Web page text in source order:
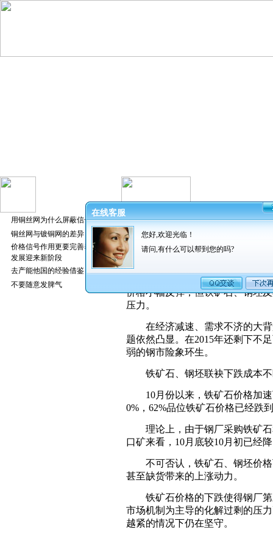
用铜丝网为什么屏蔽信号好
铜丝网与镀铜网的差异
价格信号作用更要完善养猪业
发展迎来新阶段
去产能他国的经验借鉴
不要随意发脾气
进入11月份，国内钢材市场仍
价格小幅反弹，但铁矿石、钢坯
压力。
在经济减速、需求不济的大背
题依然凸显。在2015年还剩下不
弱的钢市险象环生。
铁矿石、钢坯联袂下跌成本不
10月份以来，铁矿石价格加速
0%，62%品位铁矿石价格已经跌
理论上，由于钢厂采购铁矿石
口矿来看，10月底较10月初已经
不可否认，铁矿石、钢坯价格
甚至缺货带来的上涨动力。
铁矿石价格的下跌使得钢厂第
市场机制为主导的化解过剩的压
越紧的情况下仍在坚守。
在线客服
您好,欢迎光临！
请问,有什么可以帮到您的吗?